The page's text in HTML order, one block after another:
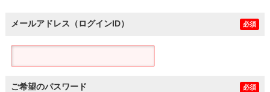
メールアドレス（ログインID） 必須
ご希望のパスワード 必須